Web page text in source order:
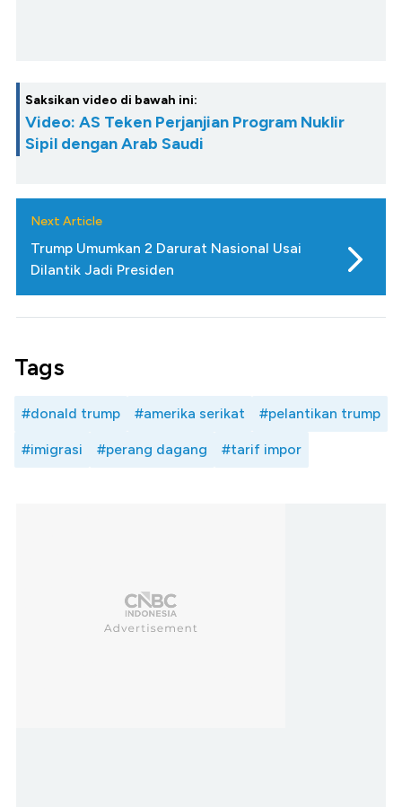
Saksikan video di bawah ini:
Video: AS Teken Perjanjian Program Nuklir
Sipil dengan Arab Saudi
Next Article
Trump Umumkan 2 Darurat Nasional Usai
Dilantik Jadi Presiden
Tags
#donald trump #amerika serikat #pelantikan trump
#imigrasi #perang dagang #tarif impor